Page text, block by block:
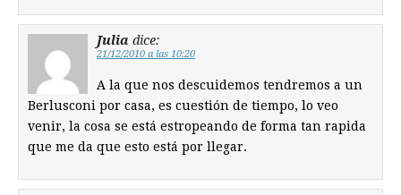
Julia dice:
21/12/2010 a las 10:20
A la que nos descuidemos tendremos a un
Berlusconi por casa, es cuestión de tiempo, lo veo
venir, la cosa se está estropeando de forma tan rapida
que me da que esto está por llegar.